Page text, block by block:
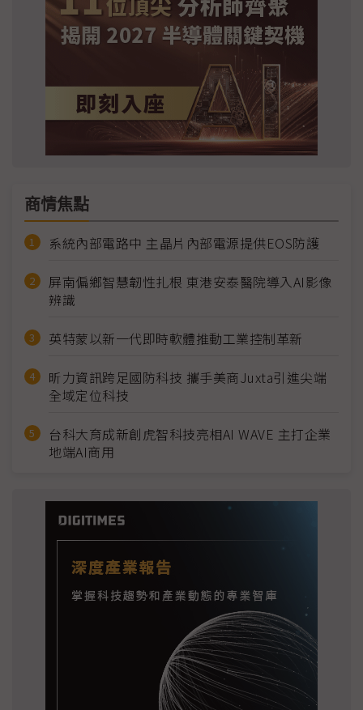
商情焦點
系統內部電路中 主晶片內部電源提供EOS防護
屏南偏鄉智慧韌性扎根 東港安泰醫院導入AI影像
辨識
英特蒙以新一代即時軟體推動工業控制革新
昕力資訊跨足國防科技 攜手美商Juxta引進尖端
全域定位科技
台科大育成新創虎智科技亮相AI WAVE 主打企業
地端AI商用